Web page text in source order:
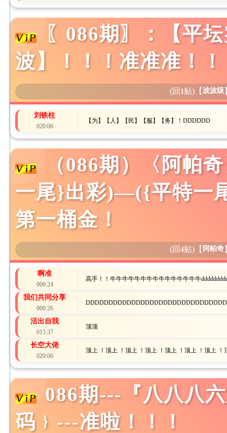
〖086期〗：【平
波】！！！准准准！
(回 1贴)【 波波级
刘铁柱
020:06
【为】【人】【民】【服】【务】！DDDDDD
（086期）〈阿
一尾}出彩)―({平特一
第一桶金！
(回 4贴)【 阿帕奇
啊准
000:24
高手！！牛牛牛牛牛牛牛牛牛牛牛牛牛牛牛
我们共同分享
000:26
活出自我
015:37
顶顶
长空大佬
020:06
顶上 ！顶上 ！顶上 ！顶上 ！顶上 ！顶上 ！顶上
086期---『八八八
码﹜---准啦！！！